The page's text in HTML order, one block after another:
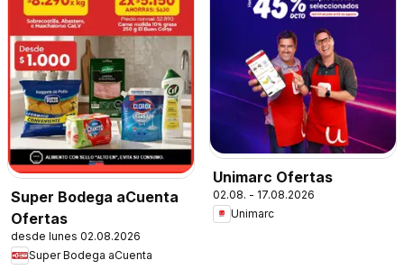
Super Bodega aCuenta
Ofertas
desde lunes 02.08.2026
Super Bodega aCuenta
Unimarc Ofertas
02.08. - 17.08.2026
Unimarc